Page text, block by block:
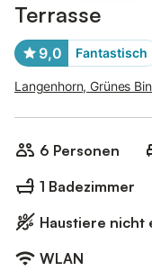
Terrasse
9,0 Fantastisch
Langenhorn, Grünes
6 Personen
1 Badezimmer
Haustiere nicht
WLAN